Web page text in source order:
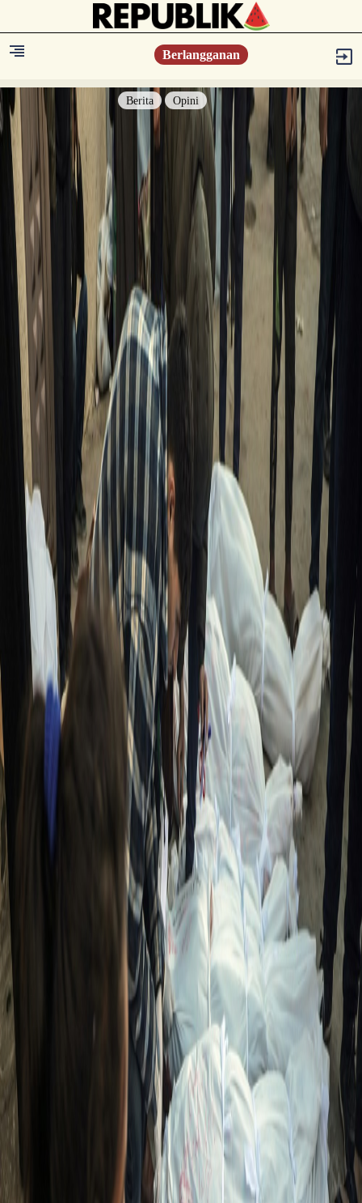
Berlangganan
Berita Opini
Berita
Islam Digest
Hikmah
Opini
Konsultasi Syariah
Resonansi
Sejarah
Iqtishodia
Sastra
Literasi Umat